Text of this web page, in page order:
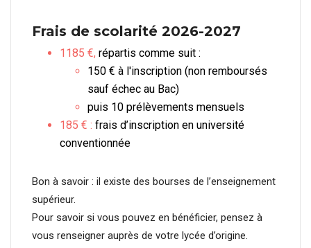
Frais de scolarité 2026-2027
1185 €, répartis comme suit :
150 € à l'inscription (non remboursés
sauf échec au Bac)
puis 10 prélèvements mensuels
185 € : frais d’inscription en université
conventionnée
Bon à savoir : il existe des bourses de l’enseignement
supérieur.
Pour savoir si vous pouvez en bénéficier, pensez à
vous renseigner auprès de votre lycée d’origine.